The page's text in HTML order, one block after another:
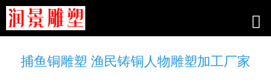
捕鱼铜雕塑 渔民铸铜人物雕塑加工厂家